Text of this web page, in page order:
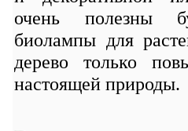
очень полезны
биолампы для
дерево только
настоящей природы.